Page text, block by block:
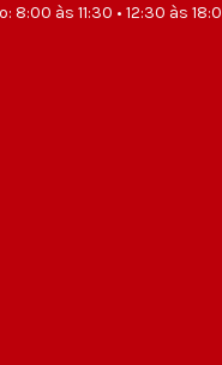
às 11:30 • 12:30 às